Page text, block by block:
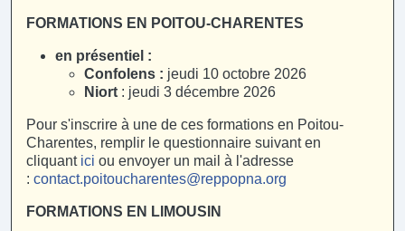
FORMATIONS EN POITOU-CHARENTES
en présentiel :
Confolens : jeudi 10 octobre 2026
Niort : jeudi 3 décembre 2026
Pour s'inscrire à une de ces formations en Poitou-
Charentes, remplir le questionnaire suivant en
cliquant ici ou envoyer un mail à l'adresse
: contact.poitoucharentes@reppopna.org
FORMATIONS EN LIMOUSIN